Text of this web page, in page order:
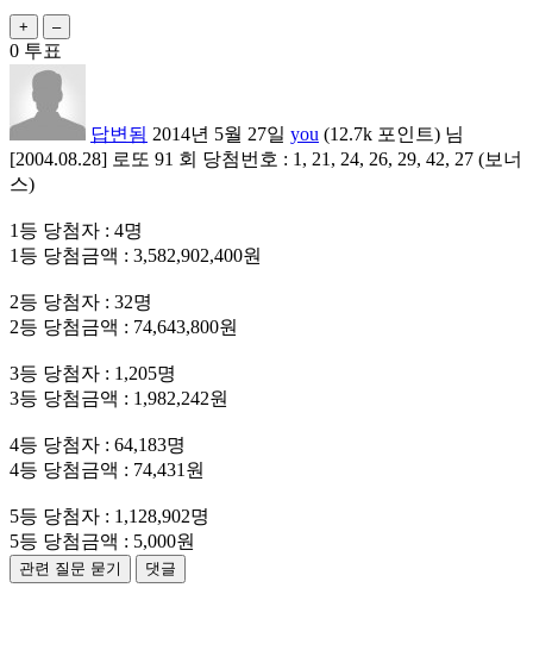
0 투표
답변됨 2014년 5월 27일 you (12.7k 포인트) 님
[2004.08.28] 로또 91 회 당첨번호 : 1, 21, 24, 26, 29, 42, 27 (보너
스)
1등 당첨자 : 4명
1등 당첨금액 : 3,582,902,400원
2등 당첨자 : 32명
2등 당첨금액 : 74,643,800원
3등 당첨자 : 1,205명
3등 당첨금액 : 1,982,242원
4등 당첨자 : 64,183명
4등 당첨금액 : 74,431원
5등 당첨자 : 1,128,902명
5등 당첨금액 : 5,000원